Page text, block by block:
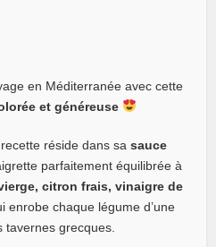
en Méditerranée avec cette
et généreuse
réside dans sasauce
parfaitement équilibrée à
citron frais, vinaigre de
enrobe chaque légume d’une
grecques.